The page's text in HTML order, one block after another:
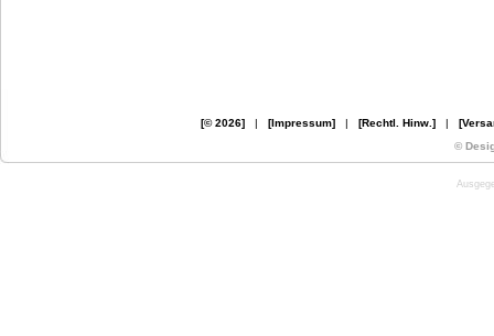
[© 2026] | [Impressum] | [Rechtl. Hinw.] |
©